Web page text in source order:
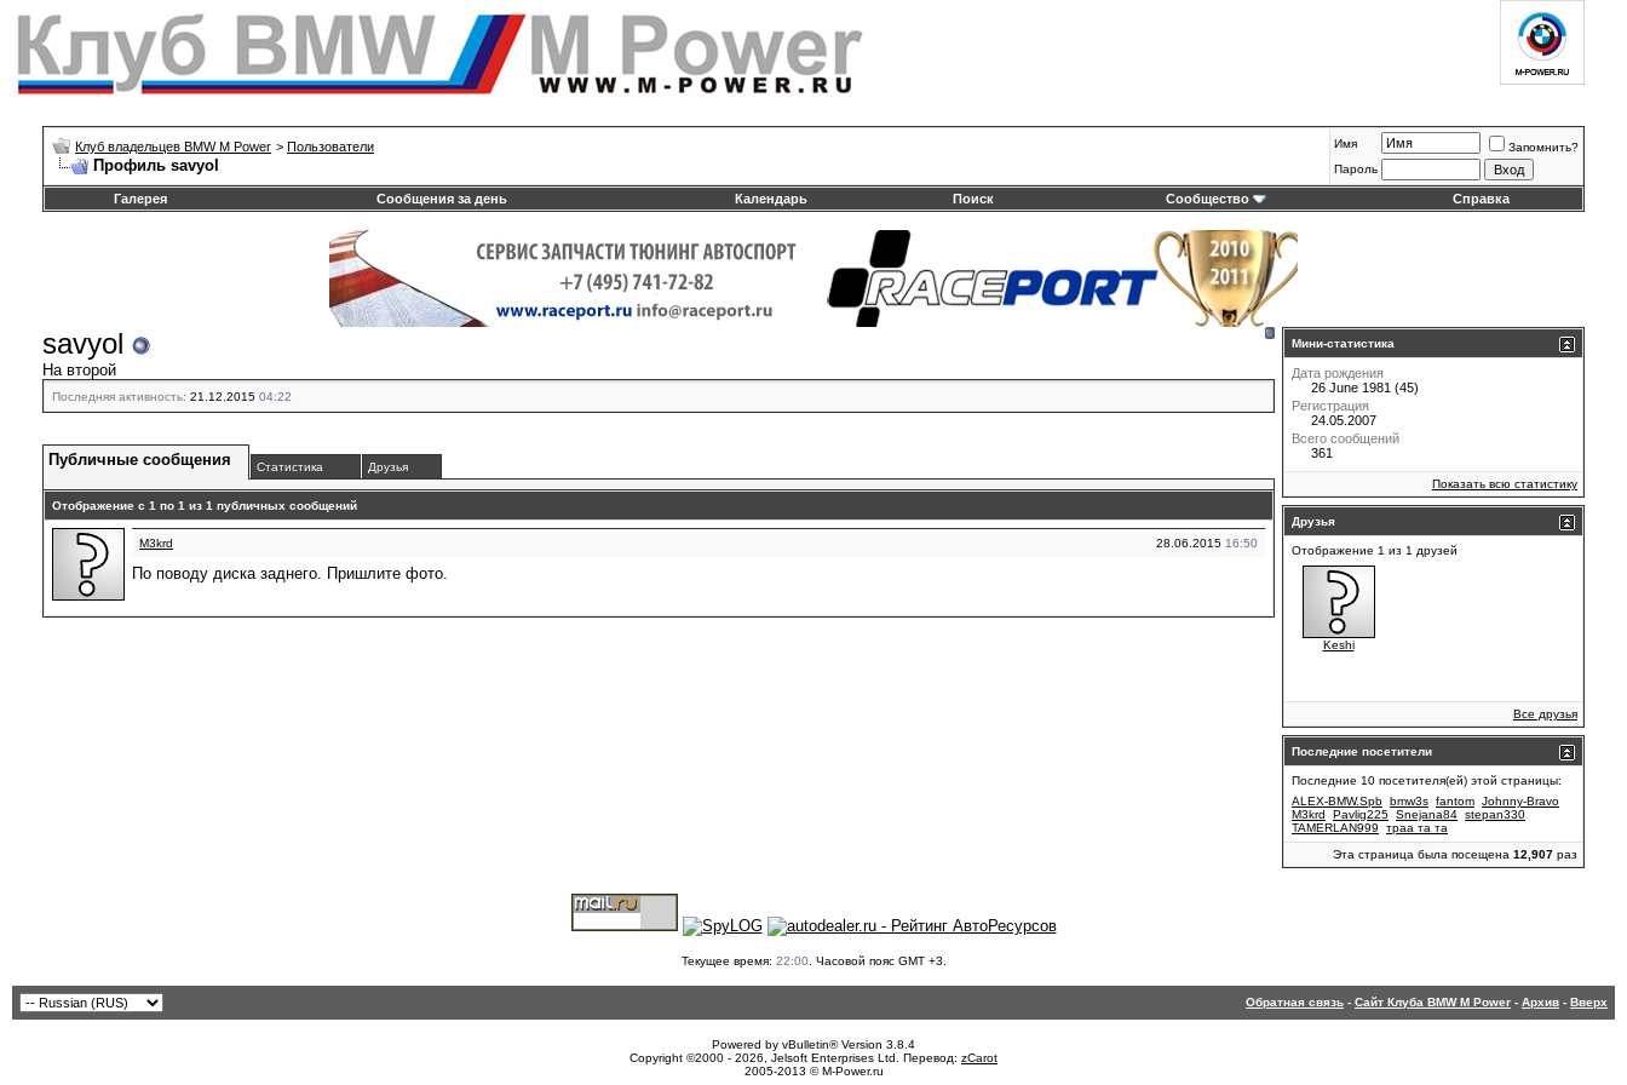
Клуб владельцев BMW M Power > Пользователи
Профиль savyol
Имя
Запомнить?
Пароль
Галерея Сообщения за день Календарь Поиск Сообщество Справка
savyol
На второй
Последняя активность: 21.12.2015 04:22
Публичные сообщения Статистика Друзья
Отображение с 1 по 1 из 1 публичных сообщений
28.06.2015 16:50
M3krd
По поводу диска заднего. Пришлите фото.
Мини-статистика
Дата рождения
26 June 1981 (45)
Регистрация
24.05.2007
Всего сообщений
361
Показать всю статистику
Друзья
Отображение 1 из 1 друзей
Keshi
Все друзья
Последние посетители
Последние 10 посетителя(ей) этой страницы:
ALEX-BMW.Spb bmw3s fantom Johnny-Bravo
M3krd
Pavlig225 Snejana84 stepan330
TAMERLAN999
траа та та
Эта страница была посещена 12,907 раз
Текущее время: 22:00 . Часовой пояс GMT +3.
Обратная связь - Сайт Клуба BMW M Power - Архив - Вверх
Powered by vBulletin® Version 3.8.4
Copyright ©2000 - 2026, Jelsoft Enterprises Ltd. Перевод: zCarot
2005-2013 © M-Power.ru